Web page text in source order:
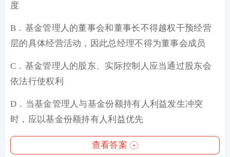
度
B．基金管理人的董事会和董事长不得越权干预经营
层的具体经营活动，因此总经理不得为董事会成员
C．基金管理人的股东、实际控制人应当通过股东会
依法行使权利
D．当基金管理人与基金份额持有人利益发生冲突
时，应以基金份额持有人利益优先
查看答案